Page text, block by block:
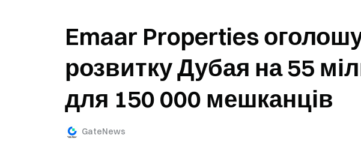
Emaar Properties
розвитку Дубая на 55
для 150 000 мешканців
GateNews